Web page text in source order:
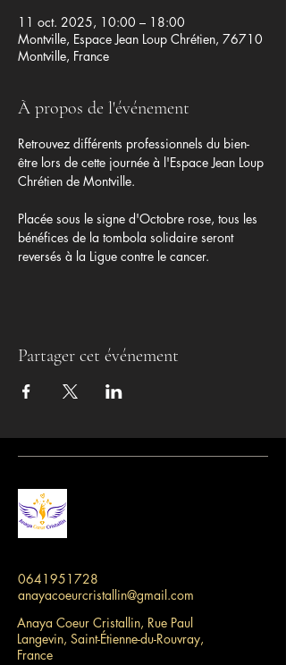
11 oct. 2025, 10:00 – 18:00
Montville, Espace Jean Loup Chrétien, 76710
Montville, France
À propos de l'événement
Retrouvez différents professionnels du bien-
être lors de cette journée à l'Espace Jean Loup
Chrétien de Montville.
Placée sous le signe d'Octobre rose, tous les
bénéfices de la tombola solidaire seront
reversés à la Ligue contre le cancer.
Partager cet événement
0641951728
anayacoeurcristallin@gmail.com
Anaya Coeur Cristallin, Rue Paul
Langevin, Saint-Étienne-du-Rouvray,
France